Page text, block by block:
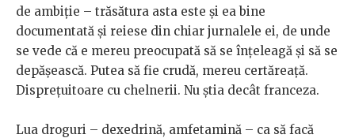
de ambiție – trăsătura asta este și ea bine
documentată și reiese din chiar jurnalele ei, de unde
se vede că e mereu preocupată să se înțeleagă și să se
depășească. Putea să fie crudă, mereu certăreață.
Disprețuitoare cu chelnerii. Nu știa decât franceza.
Lua droguri – dexedrină, amfetamină – ca să facă